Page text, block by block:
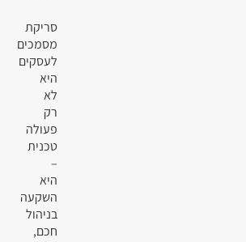
סריקת
מסמכים
לעסקים
היא
לא
רק
פעולה
טכנית
–
היא
השקעה
בניהול
חכם,